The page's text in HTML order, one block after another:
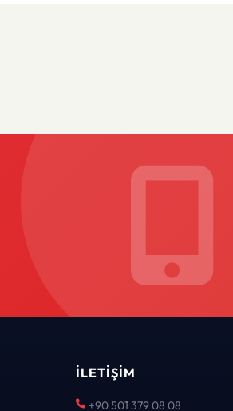
İLETIŞIM
+90 501 379 08 08